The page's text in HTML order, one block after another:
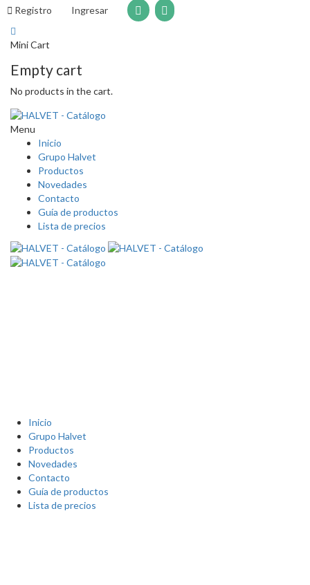
Registro Ingresar
Mini Cart
Empty cart
No products in the cart.
Menu
Inicio
Grupo Halvet
Productos
Novedades
Contacto
Guía de productos
Lista de precios
Inicio
Grupo Halvet
Productos
Novedades
Contacto
Guía de productos
Lista de precios